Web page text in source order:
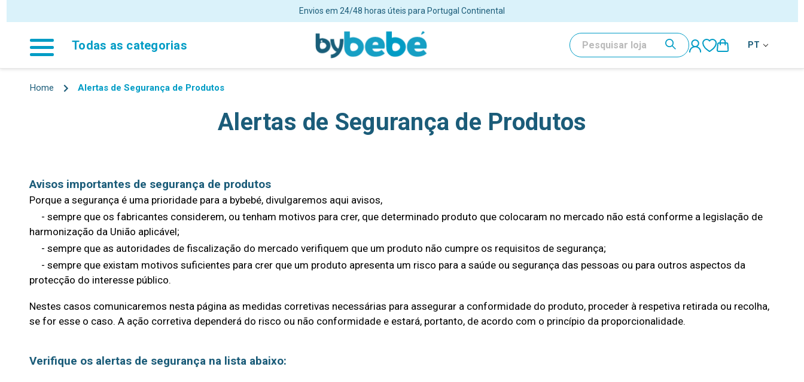
Portes grátis para encomendas superiores a 48€ para Portugal Continental
Todas as categorias PESQUISAR
PT
Home Alertas de Segurança de Produtos
Alertas de Segurança de Produtos
Avisos importantes de segurança de produtos
Porque a segurança é uma prioridade para a bybebé, divulgaremos aqui avisos,
- sempre que os fabricantes considerem, ou tenham motivos para crer, que determinado produto que colocaram no mercado não está conforme a legislação de
harmonização da União aplicável;
- sempre que as autoridades de fiscalização do mercado verifiquem que um produto não cumpre os requisitos de segurança;
- sempre que existam motivos suficientes para crer que um produto apresenta um risco para a saúde ou segurança das pessoas ou para outros aspectos da
protecção do interesse público.
Nestes casos comunicaremos nesta página as medidas corretivas necessárias para assegurar a conformidade do produto, proceder à respetiva retirada ou recolha,
se for esse o caso. A ação corretiva dependerá do risco ou não conformidade e estará, portanto, de acordo com o princípio da proporcionalidade.
Verifique os alertas de segurança na lista abaixo: